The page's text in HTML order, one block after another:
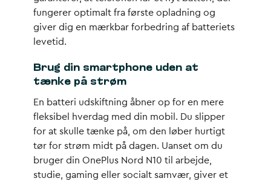
fungerer optimalt fra første opladning og
giver dig en mærkbar forbedring af batteriets
levetid.
Brug din smartphone uden at
tænke på strøm
En batteri udskiftning åbner op for en mere
fleksibel hverdag med din mobil. Du slipper
for at skulle tænke på, om den løber hurtigt
tør for strøm midt på dagen. Uanset om du
bruger din OnePlus Nord N10 til arbejde,
studie, gaming eller socialt samvær, giver et